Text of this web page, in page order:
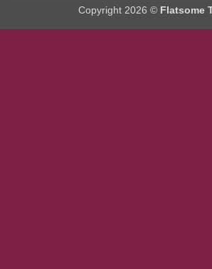
Copyright 2026 © Flatsome